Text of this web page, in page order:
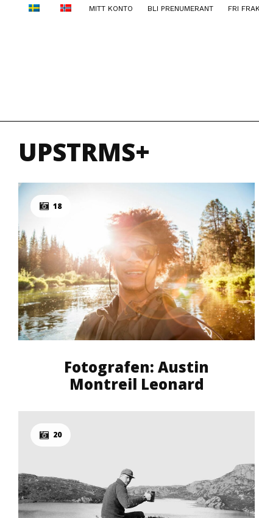
MITT KONTO BLI PRENUMERANT FRI
UPSTRMS+
18
Fotografen: Austin
Montreil Leonard
20